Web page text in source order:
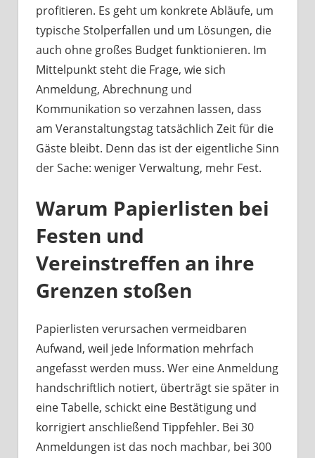
profitieren. Es geht um konkrete Abläufe, um
typische Stolperfallen und um Lösungen, die
auch ohne großes Budget funktionieren. Im
Mittelpunkt steht die Frage, wie sich
Anmeldung, Abrechnung und
Kommunikation so verzahnen lassen, dass
am Veranstaltungstag tatsächlich Zeit für die
Gäste bleibt. Denn das ist der eigentliche Sinn
der Sache: weniger Verwaltung, mehr Fest.
Warum Papierlisten bei
Festen und
Vereinstreffen an ihre
Grenzen stoßen
Papierlisten verursachen vermeidbaren
Aufwand, weil jede Information mehrfach
angefasst werden muss. Wer eine Anmeldung
handschriftlich notiert, überträgt sie später in
eine Tabelle, schickt eine Bestätigung und
korrigiert anschließend Tippfehler. Bei 30
Anmeldungen ist das noch machbar, bei 300